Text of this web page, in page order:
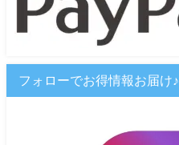
フォローでお得情報お届け♪